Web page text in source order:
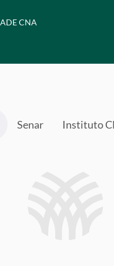
CNA
Senar Instituto